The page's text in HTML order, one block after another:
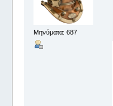
Μηνύματα: 687